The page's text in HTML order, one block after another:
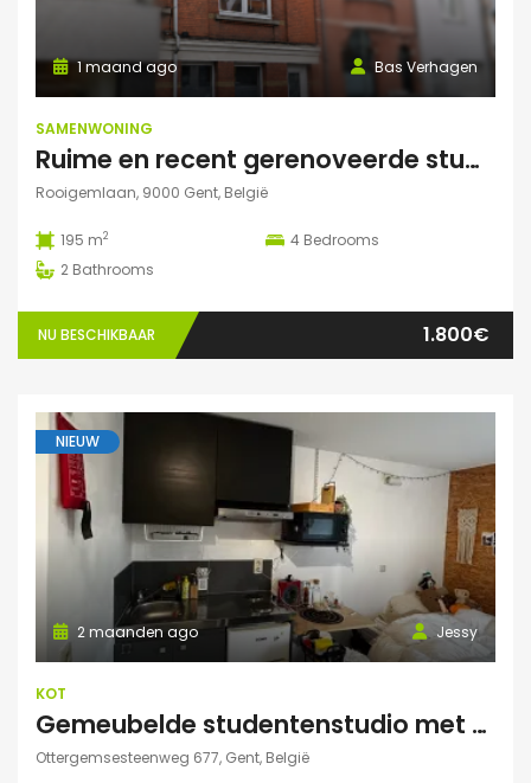
Bas Verhagen
1 maand ago
SAMENWONING
Ruime en recent gerenoveerde studentenwoning op toplocatie in Gent
Rooigemlaan, 9000 Gent, België
195 m2 4 Bedrooms
2 Bathrooms
NU BESCHIKBAAR 1.800€
NIEUW
Jessy
2 maanden ago
KOT
Gemeubelde studentenstudio met privéparking op toplocatie nabij UZ Gent en UGent
Ottergemsesteenweg 677, Gent, België